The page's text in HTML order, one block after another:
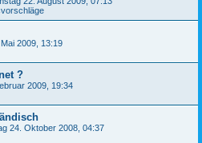
2009, 13:19
?
2009, 19:34
24. Oktober 2008, 04:37